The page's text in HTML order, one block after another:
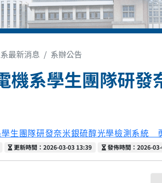
最新消息 系辦公告
機系學生團隊研發
生團隊研發奈米銀硫醇光學檢測系統
更新時間
更新時間：2026-03-03 13:39 發佈時間
發佈時間：2026-